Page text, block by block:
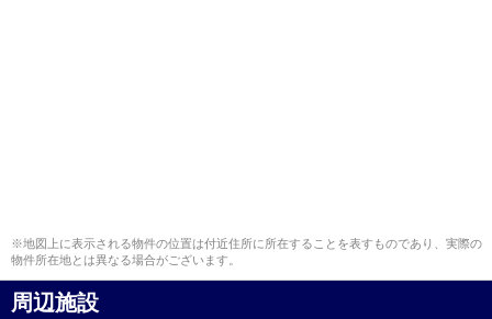
※地図上に表示される物件の位置は付近住所に所在することを表すものであり、実際の
物件所在地とは異なる場合がございます。
周辺施設